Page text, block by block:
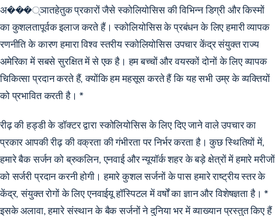
अ���्ञातहेतुक प्रकारों जैसे स्कोलियोसिस की विभिन्न डिग्री और किस्मों
का कुशलतापूर्वक इलाज करते हैं। स्कोलियोसिस के प्रबंधन के लिए हमारी व्यापक
रणनीति के कारण हमारा विश्व स्तरीय स्कोलियोसिस उपचार केंद्र संयुक्त राज्य
अमेरिका में सबसे सुरक्षित में से एक है। हम बच्चों और वयस्कों दोनों के लिए व्यापक
चिकित्सा प्रदान करते हैं, क्योंकि हम महसूस करते हैं कि यह सभी उम्र के व्यक्तियों
को प्रभावित करती है। *
रीढ़ की हड्डी के डॉक्टर द्वारा स्कोलियोसिस के लिए दिए जाने वाले उपचार का
प्रकार आपकी रीढ़ की वक्रता की गंभीरता पर निर्भर करता है। कुछ स्थितियों में,
हमारे बैक सर्जन को ब्रुकलिन, एनवाई और न्यूयॉर्क शहर के बड़े क्षेत्रों में हमारे मरीजों
को सर्जरी प्रदान करनी होगी। हमारे कुशल सर्जनों के पास हमारे राष्ट्रीय स्तर के
केंद्र, संयुक्त रोगों के लिए एनवाईयू हॉस्पिटल में वर्षों का ज्ञान और विशेषज्ञता है। *
इसके अलावा, हमारे संस्थान के बैक सर्जनों ने दुनिया भर में व्याख्यान प्रस्तुत किए हैं